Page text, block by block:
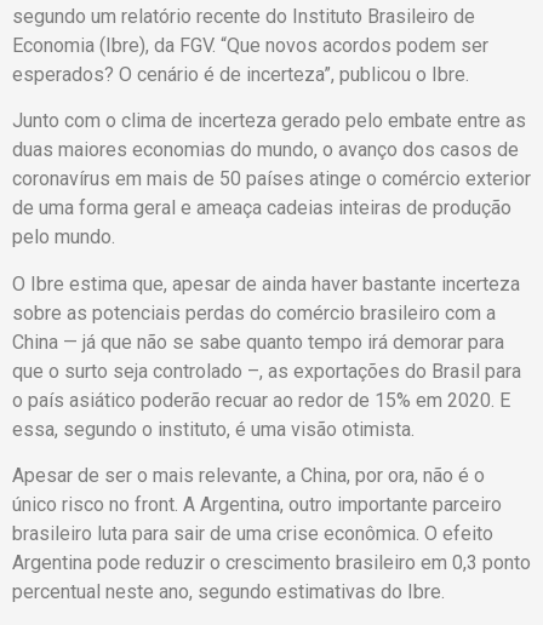
segundo um relatório recente do Instituto Brasileiro de
Economia (Ibre), da FGV. “Que novos acordos podem ser
esperados? O cenário é de incerteza”, publicou o Ibre.
Junto com o clima de incerteza gerado pelo embate entre as
duas maiores economias do mundo, o avanço dos casos de
coronavírus em mais de 50 países atinge o comércio exterior
de uma forma geral e ameaça cadeias inteiras de produção
pelo mundo.
O Ibre estima que, apesar de ainda haver bastante incerteza
sobre as potenciais perdas do comércio brasileiro com a
China — já que não se sabe quanto tempo irá demorar para
que o surto seja controlado –, as exportações do Brasil para
o país asiático poderão recuar ao redor de 15% em 2020. E
essa, segundo o instituto, é uma visão otimista.
Apesar de ser o mais relevante, a China, por ora, não é o
único risco no front. A Argentina, outro importante parceiro
brasileiro luta para sair de uma crise econômica. O efeito
Argentina pode reduzir o crescimento brasileiro em 0,3 ponto
percentual neste ano, segundo estimativas do Ibre.